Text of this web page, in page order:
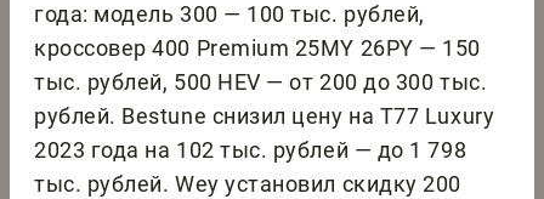
года: модель 300 — 100 тыс. рублей,
кроссовер 400 Premium 25MY 26PY — 150
тыс. рублей, 500 HEV — от 200 до 300 тыс.
рублей. Bestune снизил цену на T77 Luxury
2023 года на 102 тыс. рублей — до 1 798
тыс. рублей. Wey установил скидку 200